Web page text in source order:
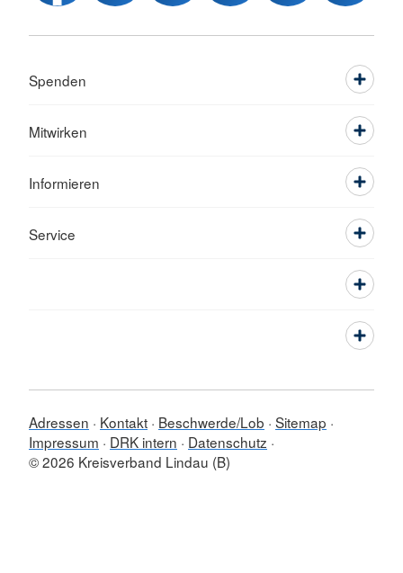
Spenden
Mitwirken
Informieren
Service
Adressen Kontakt Beschwerde/Lob Sitemap
Impressum
DRK intern
Datenschutz
© 2026 Kreisverband Lindau (B)